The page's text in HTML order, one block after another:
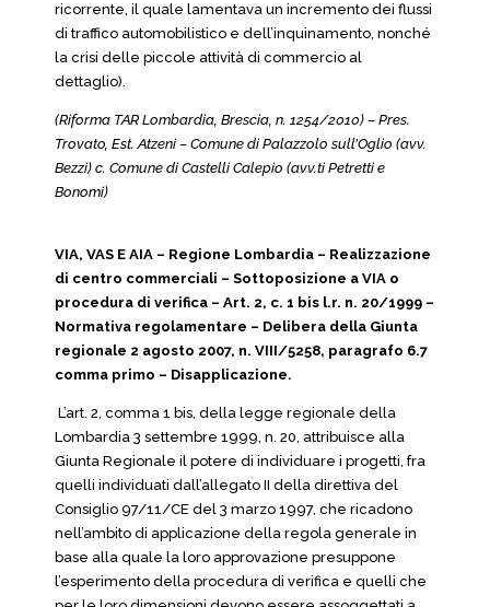
ricorrente, il quale lamentava un incremento dei flussi
di traffico automobilistico e dell’inquinamento, nonché
la crisi delle piccole attività di commercio al
dettaglio).
(Riforma TAR Lombardia, Brescia, n. 1254/2010) – Pres.
Trovato, Est. Atzeni – Comune di Palazzolo sull’Oglio (avv.
Bezzi) c. Comune di Castelli Calepio (avv.ti Petretti e
Bonomi)
VIA, VAS E AIA – Regione Lombardia – Realizzazione
di centro commerciali – Sottoposizione a VIA o
procedura di verifica – Art. 2, c. 1 bis l.r. n. 20/1999 –
Normativa regolamentare – Delibera della Giunta
regionale 2 agosto 2007, n. VIII/5258, paragrafo 6.7
comma primo – Disapplicazione.
L’art. 2, comma 1 bis, della legge regionale della
Lombardia 3 settembre 1999, n. 20, attribuisce alla
Giunta Regionale il potere di individuare i progetti, fra
quelli individuati dall’allegato II della direttiva del
Consiglio 97/11/CE del 3 marzo 1997, che ricadono
nell’ambito di applicazione della regola generale in
base alla quale la loro approvazione presuppone
l’esperimento della procedura di verifica e quelli che